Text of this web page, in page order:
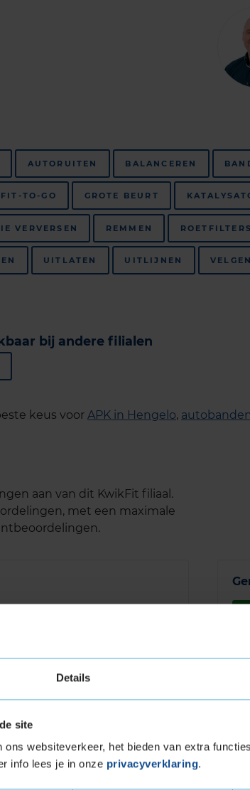
Details
site
websiteverkeer, het bieden van extra
info lees je in onze privacyverklaring.
AUTORUITEN BALANCEREN
FIT-TO-GO GROTE BEURT
VERVERSEN REMMEN ROETFILTERS
UITLATEN UITLIJNEN VELGEN
bij andere filialen
keus voor APK in Hengelo,
aan van dit KwikFit filiaal.
met een maximale